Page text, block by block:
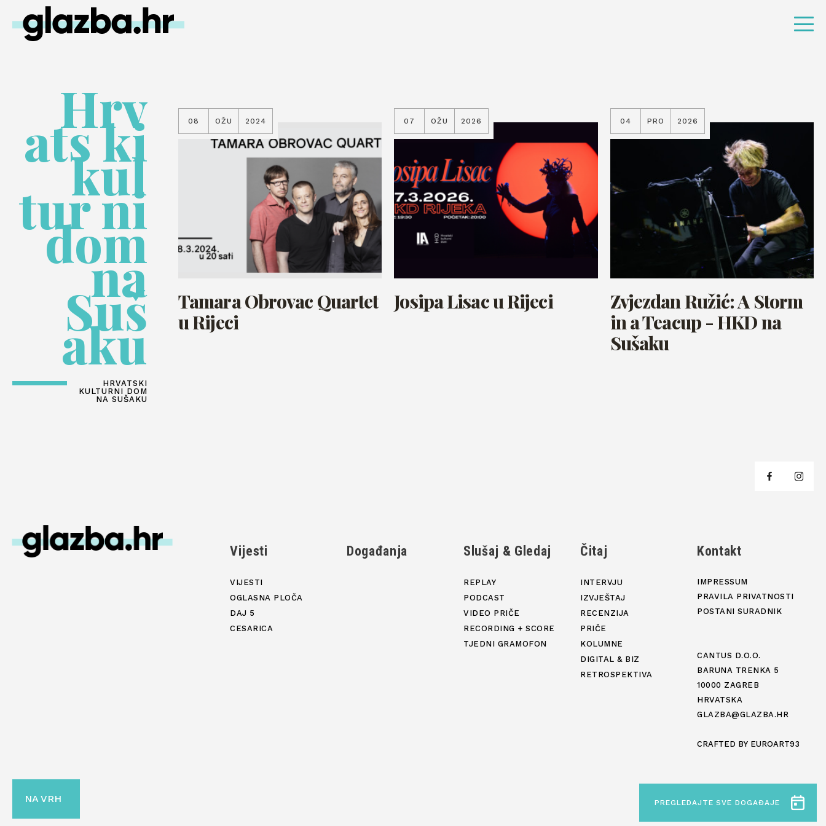
PREGLEDAJTE SVE DOGAĐAJE
Hrv
ats ki
kul
tur ni
dom
na
Suš
aku
HRVATSKI
KULTURNI DOM
NA SUŠAKU
08 OŽU 2024
Tamara Obrovac Quartet
u Rijeci
07 OŽU 2026
Josipa Lisac u Rijeci
04 PRO 2026
Zvjezdan Ružić: A Storm
in a Teacup - HKD na
Sušaku
Vijesti
VIJESTI
OGLASNA PLOČA
DAJ 5
CESARICA
Događanja Slušaj & Gledaj
REPLAY
PODCAST
VIDEO PRIČE
RECORDING + SCORE
TJEDNI GRAMOFON
Čitaj
INTERVJU
IZVJEŠTAJ
RECENZIJA
PRIČE
KOLUMNE
DIGITAL & BIZ
RETROSPEKTIVA
Kontakt
IMPRESSUM
PRAVILA PRIVATNOSTI
POSTANI SURADNIK
CANTUS D.O.O.
BARUNA TRENKA 5
10000 ZAGREB
HRVATSKA
GLAZBA@GLAZBA.HR
CRAFTED BY EUROART93
NA VRH